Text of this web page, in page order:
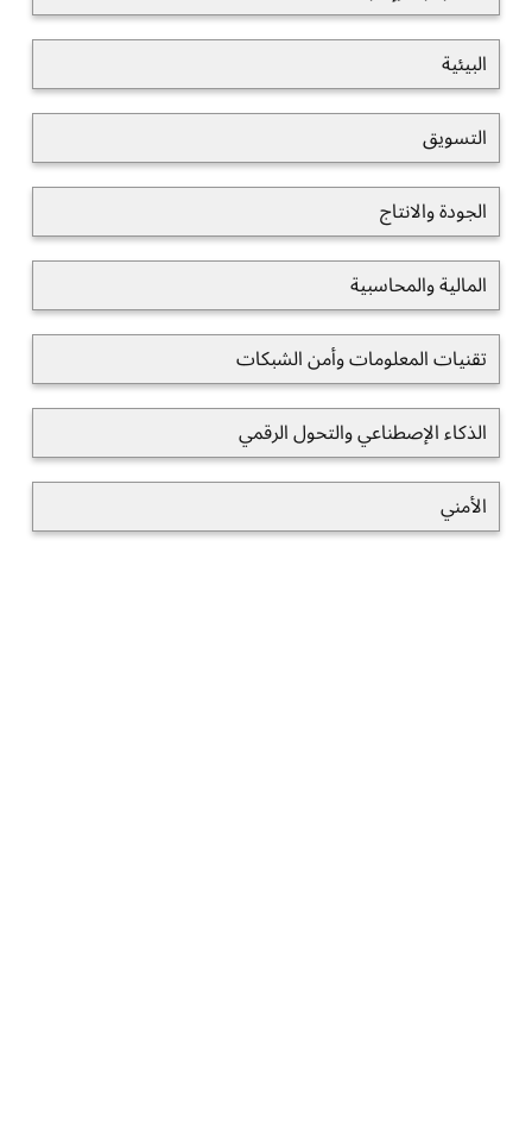
البيئية
التسويق
الجودة والانتاج
المالية والمحاسبية
تقنيات المعلومات وأمن الشبكات
الذكاء الإصطناعي والتحول الرقمي
الأمني